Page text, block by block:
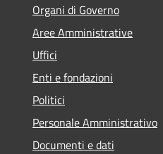
Organi di Governo
Aree Amministrative
Uffici
Enti e fondazioni
Politici
Personale Amministrativo
Documenti e dati